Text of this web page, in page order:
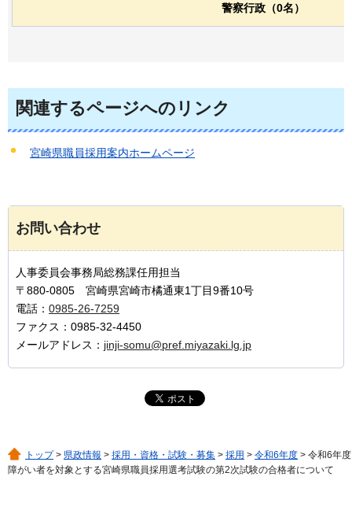
警察行政（0名）
関連するページへのリンク
宮崎県職員採用案内ホームページ
お問い合わせ
人事委員会事務局総務課任用担当
〒880-0805 宮崎県宮崎市橘通東1丁目9番10号
電話： 0985-26-7259
ファクス：0985-32-4450
メールアドレス： jinji-somu@pref.miyazaki.lg.jp
トップ> 県政情報 > 採用・資格・試験・募集 > 採用 > 令和6年度 > 令和6年度
障がい者を対象とする宮崎県職員採用選考試験の第2次試験の合格者について